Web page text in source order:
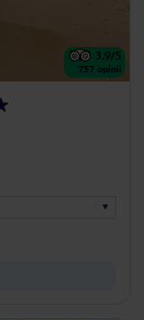
3.9/5
757 opinii